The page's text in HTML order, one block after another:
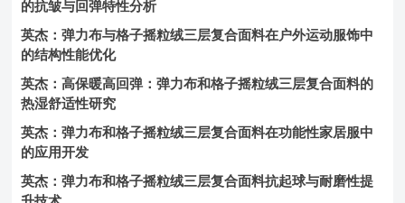
的抗皱与回弹特性分析
英杰：弹力布与格子摇粒绒三层复合面料在户外运动服饰中
的结构性能优化
英杰：高保暖高回弹：弹力布和格子摇粒绒三层复合面料的
热湿舒适性研究
英杰：弹力布和格子摇粒绒三层复合面料在功能性家居服中
的应用开发
英杰：弹力布和格子摇粒绒三层复合面料抗起球与耐磨性提